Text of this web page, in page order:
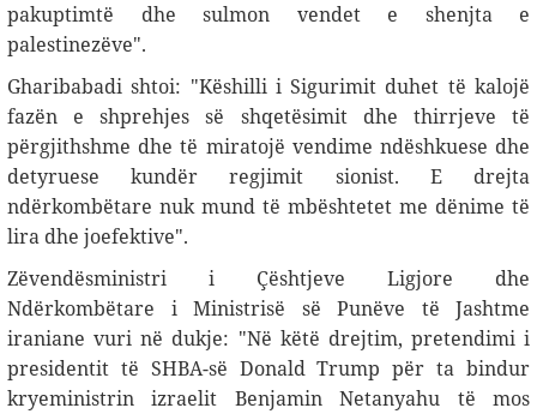
pakuptimtë dhe sulmon vendet e shenjta e
palestinezëve".
Gharibabadi shtoi: "Këshilli i Sigurimit duhet të kalojë
fazën e shprehjes së shqetësimit dhe thirrjeve të
përgjithshme dhe të miratojë vendime ndëshkuese dhe
detyruese kundër regjimit sionist. E drejta
ndërkombëtare nuk mund të mbështetet me dënime të
lira dhe joefektive."
Zëvendësministri i Çështjeve Ligjore dhe
Ndërkombëtare i Ministrisë së Punëve të Jashtme
iraniane vuri në dukje: "Në këtë drejtim, pretendimi i
presidentit të SHBA-së Donald Trump për ta bindur
kryeministrin izraelit Benjamin Netanyahu të mos